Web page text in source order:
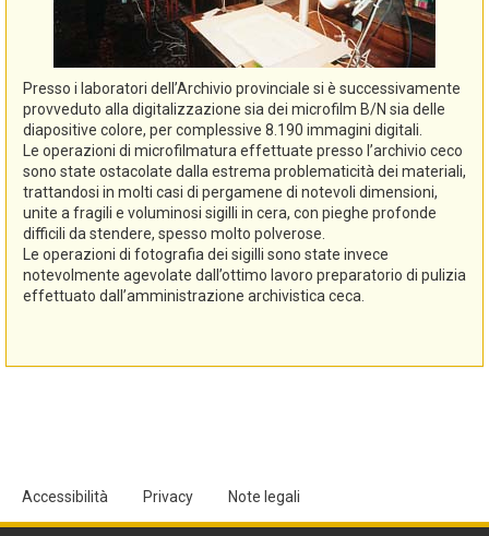
Presso i laboratori dell’Archivio provinciale si è successivamente
provveduto alla digitalizzazione sia dei microfilm B/N sia delle
diapositive colore, per complessive 8.190 immagini digitali.
Le operazioni di microfilmatura effettuate presso l’archivio ceco
sono state ostacolate dalla estrema problematicità dei materiali,
trattandosi in molti casi di pergamene di notevoli dimensioni,
unite a fragili e voluminosi sigilli in cera, con pieghe profonde
difficili da stendere, spesso molto polverose.
Le operazioni di fotografia dei sigilli sono state invece
notevolmente agevolate dall’ottimo lavoro preparatorio di pulizia
effettuato dall’amministrazione archivistica ceca.
Accessibilità Privacy Note legali